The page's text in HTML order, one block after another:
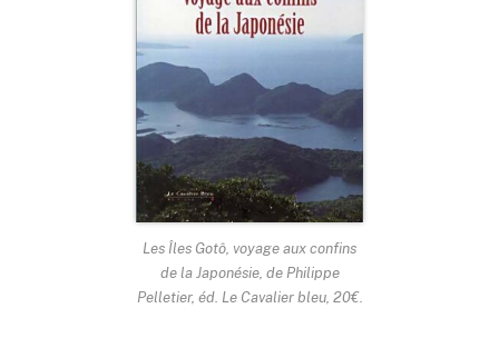
Les Îles Gotô, voyage aux confins
de la Japonésie, de Philippe
Pelletier, éd. Le Cavalier bleu, 20€.